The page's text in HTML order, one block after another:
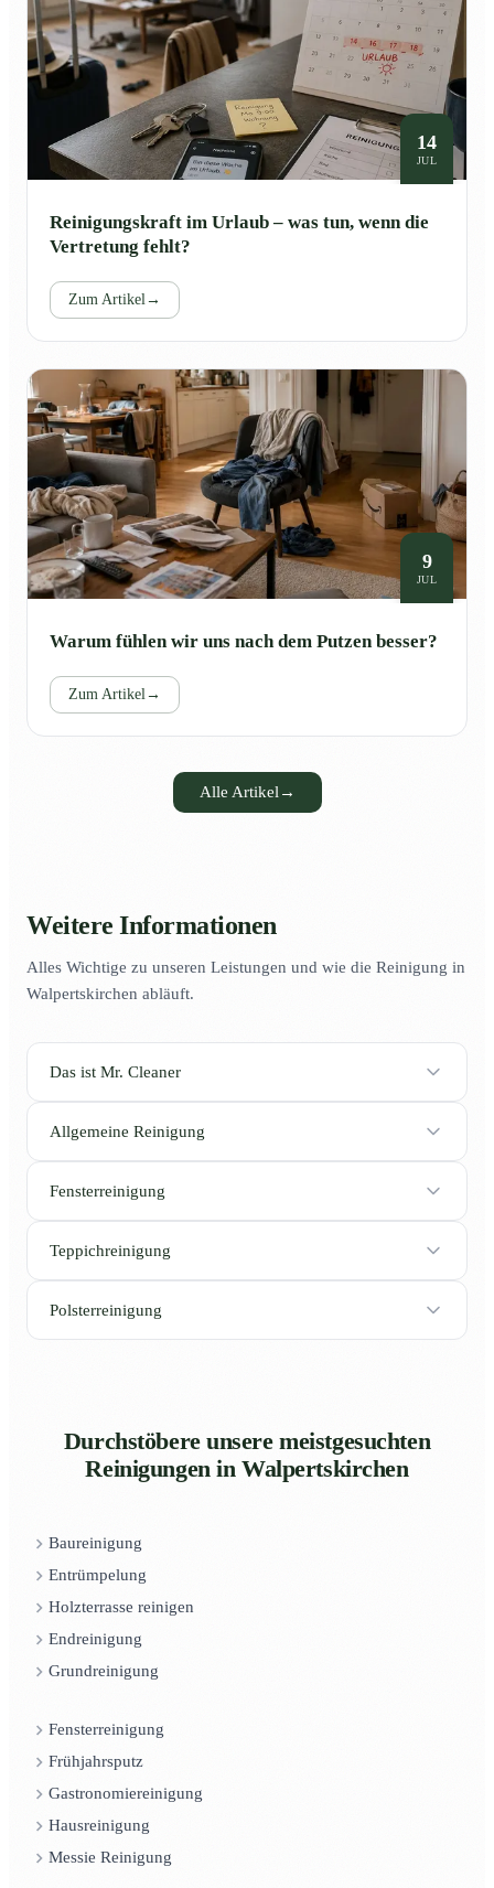
14
JUL
Reinigungskraft im Urlaub – was tun, wenn die
Vertretung fehlt?
Zum Artikel→
9
JUL
Warum fühlen wir uns nach dem Putzen besser?
Zum Artikel→
Alle Artikel →
Weitere Informationen
Alles Wichtige zu unseren Leistungen und wie die Reinigung in
Walpertskirchen abläuft.
Das ist Mr. Cleaner
Allgemeine Reinigung
Fensterreinigung
Teppichreinigung
Polsterreinigung
Durchstöbere unsere meistgesuchten
Reinigungen in Walpertskirchen
Baureinigung
Entrümpelung
Holzterrasse reinigen
Endreinigung
Grundreinigung
Fensterreinigung
Frühjahrsputz
Gastronomiereinigung
Hausreinigung
Messie Reinigung